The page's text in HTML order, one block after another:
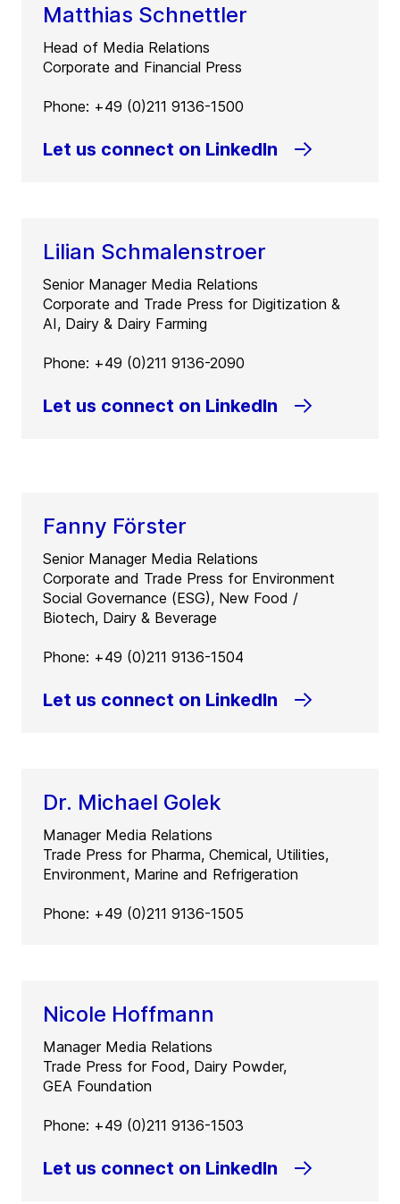
Matthias Schnettler
Head of Media Relations
Corporate and Financial Press
Phone: +49 (0)211 9136-1500
Let us connect on LinkedIn
Lilian Schmalenstroer
Senior Manager Media Relations
Corporate and Trade Press for Digitization &
AI, Dairy & Dairy Farming
Phone: +49 (0)211 9136-2090
Let us connect on LinkedIn
Fanny Förster
Senior Manager Media Relations
Corporate and Trade Press for Environment
Social Governance (ESG), New Food /
Biotech, Dairy & Beverage
Phone: +49 (0)211 9136-1504
Let us connect on LinkedIn
Dr. Michael Golek
Manager Media Relations
Trade Press for Pharma, Chemical, Utilities,
Environment, Marine and Refrigeration
Phone: +49 (0)211 9136-1505
Nicole Hoffmann
Manager Media Relations
Trade Press for Food, Dairy Powder,
GEA Foundation
Phone: +49 (0)211 9136-1503
Let us connect on LinkedIn